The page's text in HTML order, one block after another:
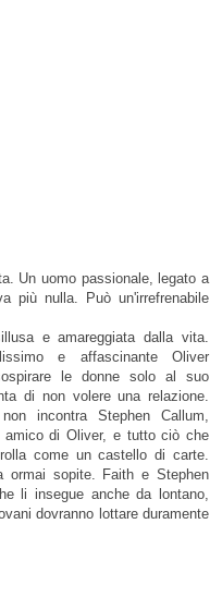
Un uomo passionale, legato a
più nulla. Può un'irrefrenabile
e amareggiata dalla vita.
e affascinante Oliver
le donne solo al suo
di non volere una relazione.
incontra Stephen Callum,
di Oliver, e tutto ciò che
come un castello di carte.
ormai sopite. Faith e Stephen
li insegue anche da lontano,
dovranno lottare duramente